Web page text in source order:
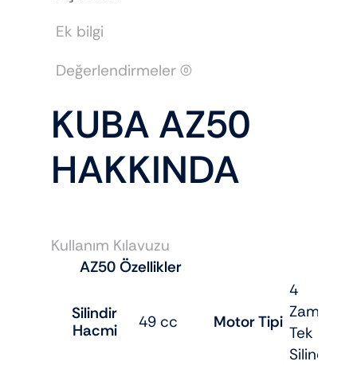
Ek bilgi
Değerlendirmeler (0)
KUBA AZ50
HAKKINDA
Kullanım Kılavuzu
AZ50 Özellikler
Silindir
Hacmi
49 cc Motor Tipi
4
Zamanlı,
Tek
Silindir